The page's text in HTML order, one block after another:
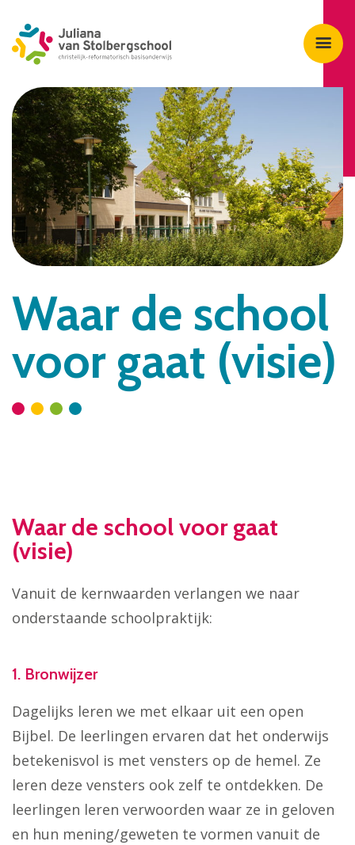
Waar de school
voor gaat (visie)
Waar de school voor gaat
(visie)
Vanuit de kernwaarden verlangen we naar
onderstaande schoolpraktijk:
1. Bronwijzer
Dagelijks leren we met elkaar uit een open
Bijbel. De leerlingen ervaren dat het onderwijs
betekenisvol is met vensters op de hemel. Ze
leren deze vensters ook zelf te ontdekken. De
leerlingen leren verwoorden waar ze in geloven
en hun mening/geweten te vormen vanuit de